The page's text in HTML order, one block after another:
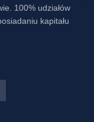
100% udziałów
kapitału